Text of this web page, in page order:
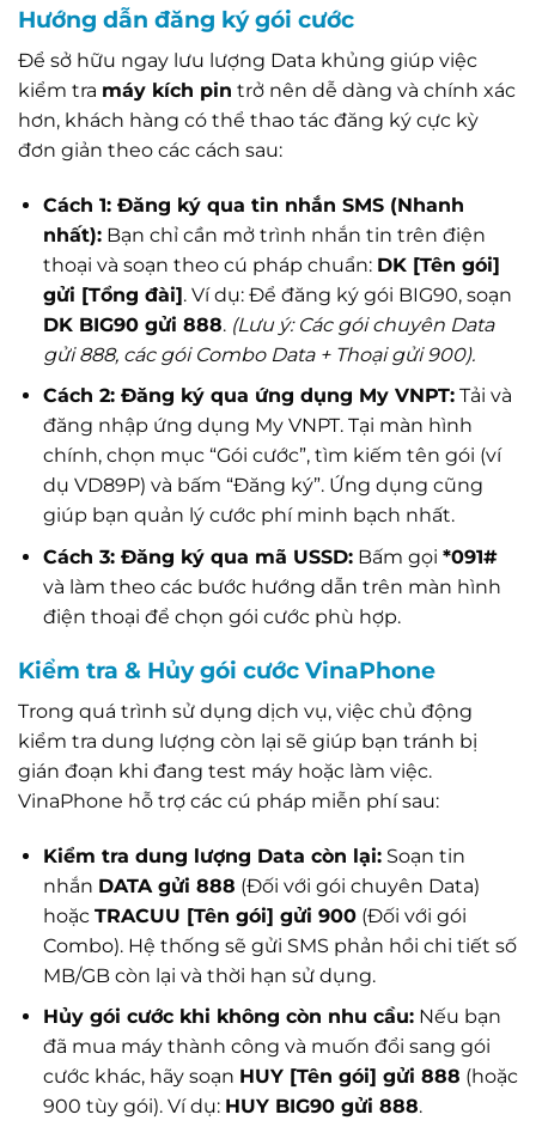
Hướng dẫn đăng ký gói cước
Để sở hữu ngay lưu lượng Data khủng giúp việc
kiểm tra máy kích pin trở nên dễ dàng và chính xác
hơn, khách hàng có thể thao tác đăng ký cực kỳ
đơn giản theo các cách sau:
Cách 1: Đăng ký qua tin nhắn SMS (Nhanh
nhất):Bạn chỉ cần mở trình nhắn tin trên điện
thoại và soạn theo cú pháp chuẩn: DK [Tên gói]
gửi [Tổng đài]. Ví dụ: Để đăng ký gói BIG90, soạn
DK BIG90 gửi 888. (Lưu ý: Các gói chuyên Data
gửi 888, các gói Combo Data + Thoại gửi 900).
Cách 2: Đăng ký qua ứng dụng My VNPT:Tải và
đăng nhập ứng dụng My VNPT. Tại màn hình
chính, chọn mục “Gói cước”, tìm kiếm tên gói (ví
dụ VD89P) và bấm “Đăng ký”. Ứng dụng cũng
giúp bạn quản lý cước phí minh bạch nhất.
Cách 3: Đăng ký qua mã USSD:Bấm gọi *091#
và làm theo các bước hướng dẫn trên màn hình
điện thoại để chọn gói cước phù hợp.
Kiểm tra & Hủy gói cước VinaPhone
Trong quá trình sử dụng dịch vụ, việc chủ động
kiểm tra dung lượng còn lại sẽ giúp bạn tránh bị
gián đoạn khi đang test máy hoặc làm việc.
VinaPhone hỗ trợ các cú pháp miễn phí sau:
Kiểm tra dung lượng Data còn lại:Soạn tin
nhắn DATA gửi 888 (Đối với gói chuyên Data)
hoặc TRACUU [Tên gói] gửi 900(Đối với gói
Combo). Hệ thống sẽ gửi SMS phản hồi chi tiết số
MB/GB còn lại và thời hạn sử dụng.
Hủy gói cước khi không còn nhu cầu:Nếu bạn
đã mua máy thành công và muốn đổi sang gói
cước khác, hãy soạn HUY [Tên gói] gửi 888 (hoặc
900 tùy gói). Ví dụ: HUY BIG90 gửi 888.